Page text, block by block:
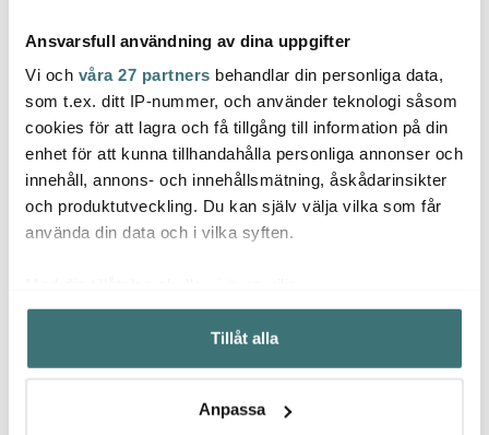
Ansvarsfull användning av dina uppgifter
Vi och våra 27 partners behandlar din personliga data,
som t.ex. ditt IP-nummer, och använder teknologi såsom
cookies för att lagra och få tillgång till information på din
enhet för att kunna tillhandahålla personliga annonser och
innehåll, annons- och innehållsmätning, åskådarinsikter
och produktutveckling. Du kan själv välja vilka som får
använda din data och i vilka syften.
Samla in information om din geografiska plats som
kan ha en noggrannhet på upp till flera meter
Identifiera din enhet genom att aktivt skanna den för
Ta reda på mer om hur dina personliga uppgifter
Tillåt alla
Anpassa
Tell Me More
Jules kuddfodral linne
50x50 cm beige ränder
339 kr 499 kr
Tell Me More
Doftpinnar Nomad
399 kr
Tell
Låt dig inspireras av våra kunder